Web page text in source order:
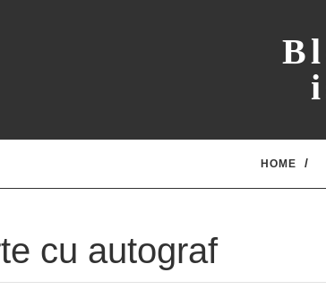
HOME
cu autograf